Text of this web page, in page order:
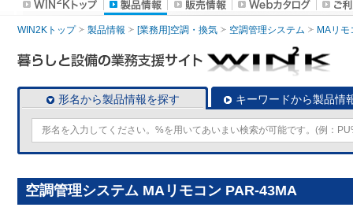
WIN2Kトップ 製品情報 [業務用]空調・換気 空調管理システム MAリモ
形名から製品情報を探す キーワードから製品情
空調管理システム MAリモコン PAR-43MA